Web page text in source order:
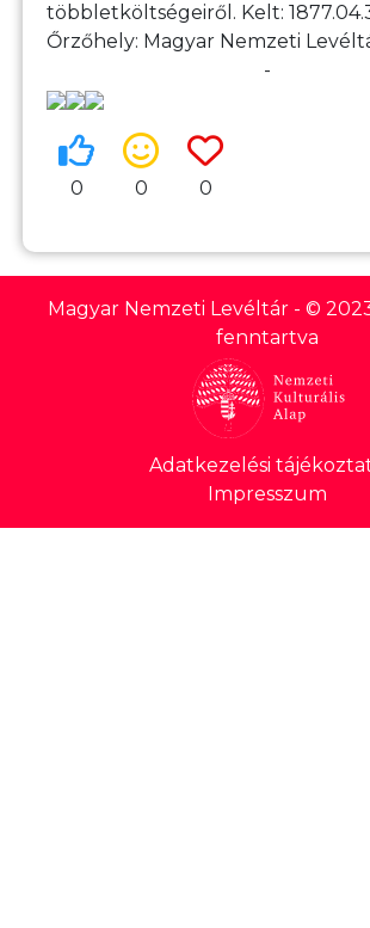
többletköltségeiről. Kelt:
Őrzőhely: Magyar Nemzeti
-
0 0 0
Magyar Nemzeti Levéltár - ©
fenntartva
Adatkezelési
Impresszum